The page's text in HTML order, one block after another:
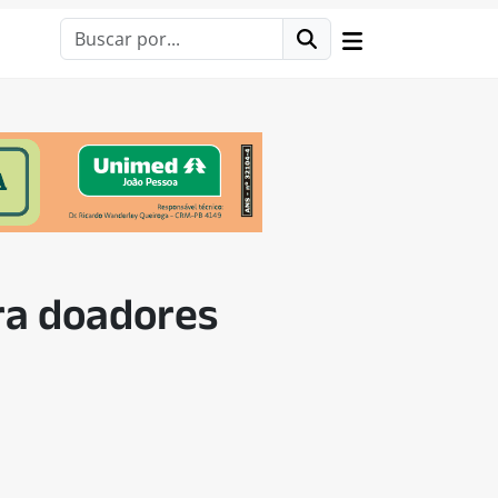
doadores